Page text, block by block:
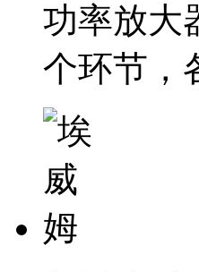
功率放大
个环节，